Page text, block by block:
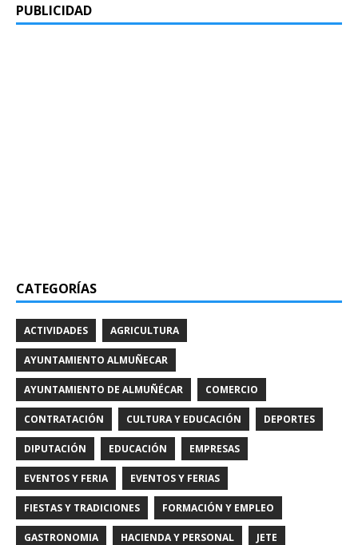
PUBLICIDAD
CATEGORÍAS
ACTIVIDADES AGRICULTURA
AYUNTAMIENTO ALMUÑECAR
AYUNTAMIENTO DE ALMUÑÉCAR COMERCIO
CONTRATACIÓN CULTURA Y EDUCACIÓN DEPORTES
DIPUTACIÓN EDUCACIÓN EMPRESAS
EVENTOS Y FERIA EVENTOS Y FERIAS
FIESTAS Y TRADICIONES FORMACIÓN Y EMPLEO
GASTRONOMIA HACIENDA Y PERSONAL JETE